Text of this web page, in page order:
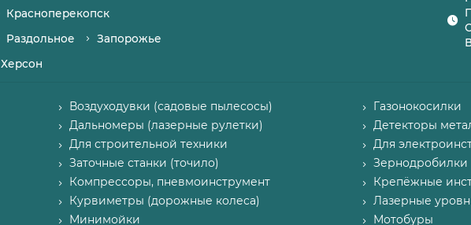
Красноперекопск
Раздольное
Запорожье
Херсон
Воздуходувки (садовые пылесосы)
Газонокосилки
Дальномеры (лазерные рулетки)
Детекторы
Для строительной техники
Для
Заточные станки (точило)
Зернодробилки
Компрессоры, пневмоинструмент
Крепёжные
Курвиметры (дорожные колеса)
Лазерные
Минимойки
Мотобуры